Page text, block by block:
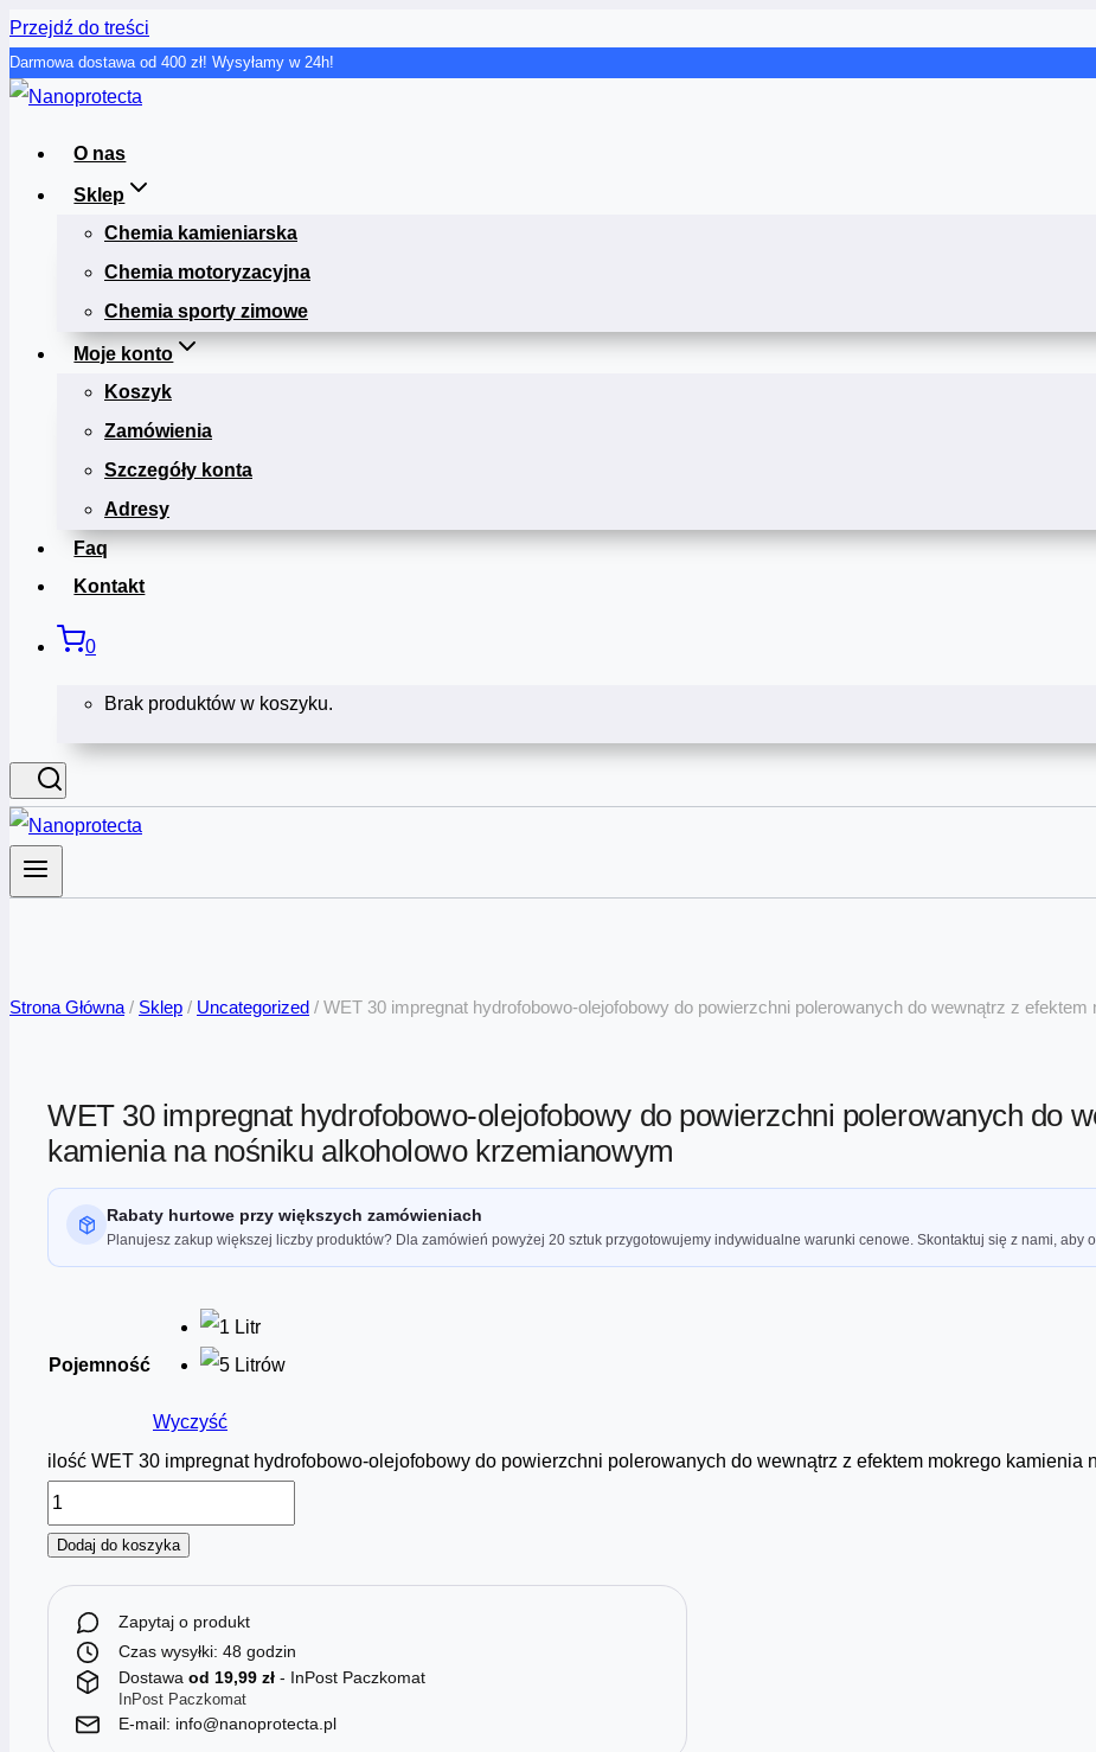
Przejdź do treści
Darmowa dostawa od 400 zł! Wysyłamy w 24h!
O nas
Sklep
Chemia kamieniarska
Chemia motoryzacyjna
Chemia sporty zimowe
Moje konto
Koszyk
Zamówienia
Szczegóły konta
Adresy
Faq
Kontakt
0
Brak produktów w koszyku.
Strona Główna / Sklep / Uncategorized / WET 30 impregnat hydrofobowo-olejofobowy do powierzchni polerowanych do wewnątrz z
WET 30 impregnat hydrofobowo-olejofobowy do powierzchni polerowanych do
kamienia na nośniku alkoholowo krzemianowym
Rabaty hurtowe przy większych zamówieniach
Planujesz zakup większej liczby produktów? Dla zamówień powyżej 20 sztuk przygotowujemy indywidualne warunki cenowe. Skontaktuj się z nami, aby
Pojemność
Wyczyść
ilość WET 30 impregnat hydrofobowo-olejofobowy do powierzchni polerowanych do wewnątrz z efektem mokrego kamienia
Dodaj do koszyka
Zapytaj o produkt
Czas wysyłki: 48 godzin
Dostawa od 19,99 zł - InPost Paczkomat
InPost Paczkomat
E-mail: info@nanoprotecta.pl